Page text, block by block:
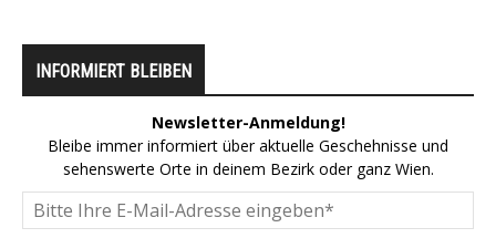
INFORMIERT BLEIBEN
Newsletter-Anmeldung!
Bleibe immer informiert über aktuelle Geschehnisse und
sehenswerte Orte in deinem Bezirk oder ganz Wien.